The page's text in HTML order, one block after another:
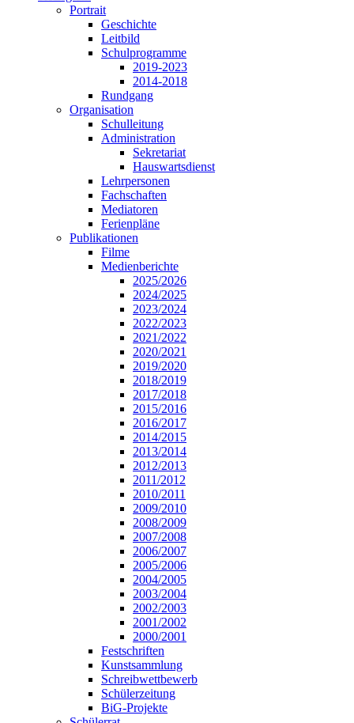
Portrait
Geschichte
Leitbild
Schulprogramme
2019-2023
2014-2018
Rundgang
Organisation
Schulleitung
Administration
Sekretariat
Hauswartsdienst
Lehrpersonen
Fachschaften
Mediatoren
Ferienpläne
Publikationen
Filme
Medienberichte
2025/2026
2024/2025
2023/2024
2022/2023
2021/2022
2020/2021
2019/2020
2018/2019
2017/2018
2015/2016
2016/2017
2014/2015
2013/2014
2012/2013
2011/2012
2010/2011
2009/2010
2008/2009
2007/2008
2006/2007
2005/2006
2004/2005
2003/2004
2002/2003
2001/2002
2000/2001
Festschriften
Kunstsammlung
Schreibwettbewerb
Schülerzeitung
BiG-Projekte